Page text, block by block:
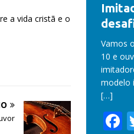
a vida cristã e o
Vamos
10 e
modelo
[…]
F